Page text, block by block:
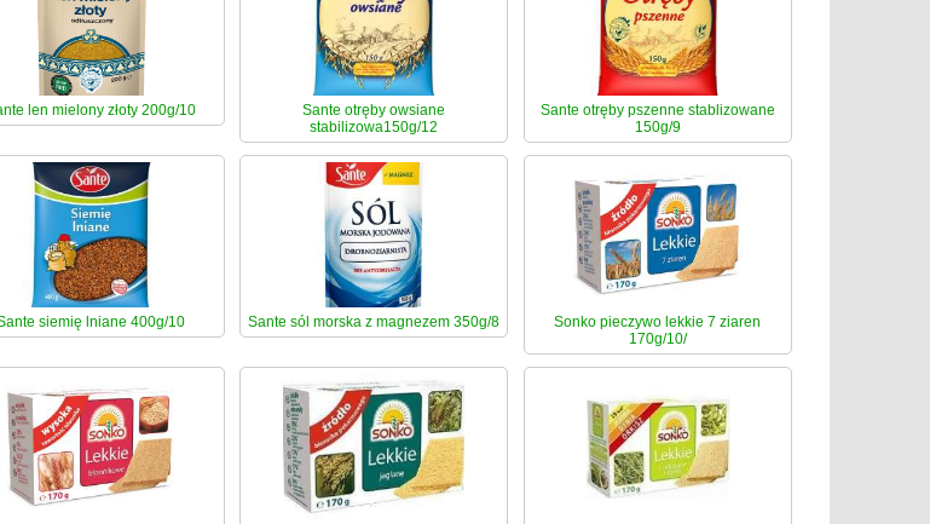
len mielony złoty 200g/10
Sante otręby owsiane
stabilizowa150g/12
Sante otręby pszenne stablizowane
150g/9
siemię lniane 400g/10 Sante sól morska z magnezem 350g/8
Sonko pieczywo lekkie 7 ziaren
170g/10/